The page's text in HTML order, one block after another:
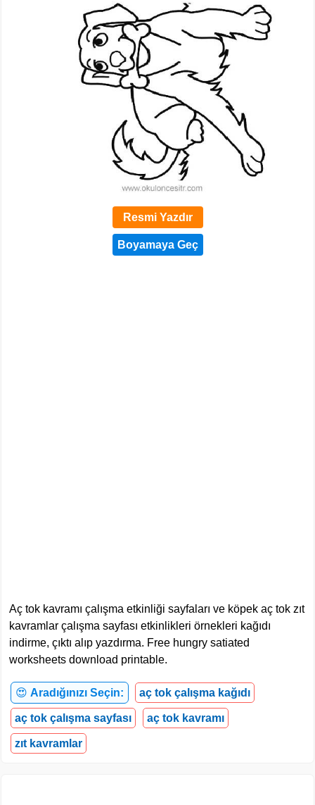
Resmi Yazdır
Aç tok kavramı çalışma etkinliği sayfaları ve köpek aç tok zıt
kavramlar çalışma sayfası etkinlikleri örnekleri kağıdı
indirme, çıktı alıp yazdırma. Free hungry satiated
worksheets download printable.
😍 Aradığınızı Seçin: aç tok çalışma kağıdı
aç tok çalışma sayfası aç tok kavramı
zıt kavramlar